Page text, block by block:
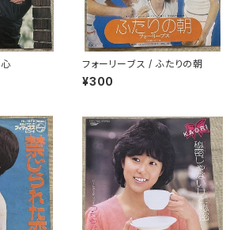
フォーリーブス / ふたりの朝
¥300